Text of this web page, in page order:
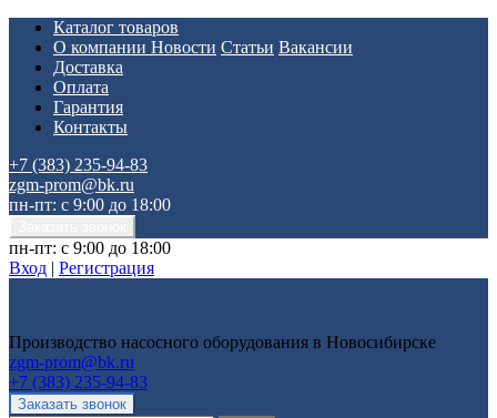
Каталог товаров
О компании Новости Статьи Вакансии
Доставка
Оплата
Гарантия
Контакты
+7 (383) 235-94-83
zgm-prom@bk.ru
пн-пт: с 9:00 до 18:00
пн-пт: с 9:00 до 18:00
Вход | Регистрация
Производство насосного оборудования в Новосибирске
zgm-prom@bk.ru
+7 (383) 235-94-83